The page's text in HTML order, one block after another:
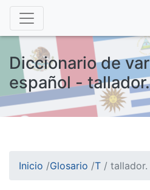
Diccionario de
español - tallador.
Inicio /Glosario /T / tallador.